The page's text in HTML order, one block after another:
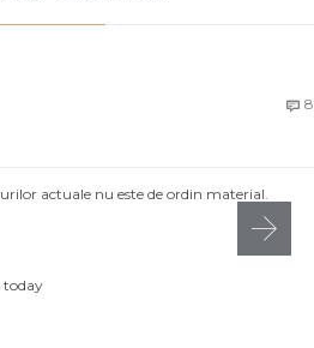
 8
actuale nu este de ordin material.
today